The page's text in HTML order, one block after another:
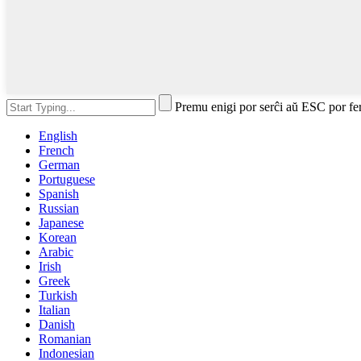
Premu enigi por serĉi aŭ ESC por
English
French
German
Portuguese
Spanish
Russian
Japanese
Korean
Arabic
Irish
Greek
Turkish
Italian
Danish
Romanian
Indonesian